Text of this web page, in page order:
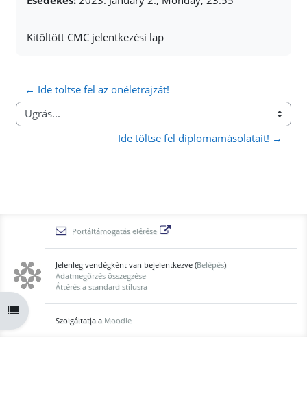
Kurzusmutató megnyitása
Kitöltött CMC jelentkezési lap
← Ide töltse fel az önéletrajzát!
Ugrás...
Ide töltse fel diplomamásolatait! →
Portáltámogatás elérése
Jelenleg vendégként van bejelentkezve (Belépés)
Adatmegőrzés összegzése
Áttérés a standard stílusra
Szolgáltatja a Moodle